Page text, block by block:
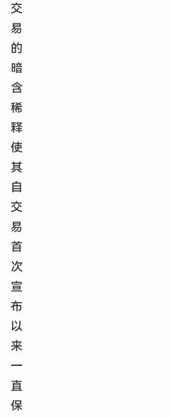
交
易
的
暗
含
稀
释
使
其
自
交
易
首
次
宣
布
以
来
一
直
保